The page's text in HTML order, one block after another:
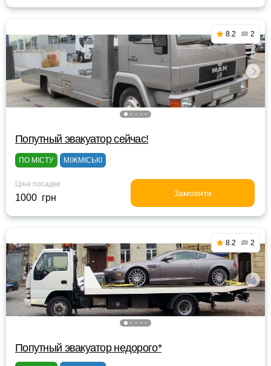
8.2 2
Попутный эвакуатор сейчас!
ПО МІСТУ МІЖМІСЬКІ
Ціна посадки
1000 грн Замовити
8.2 2
Попутный эвакуатор недорого*